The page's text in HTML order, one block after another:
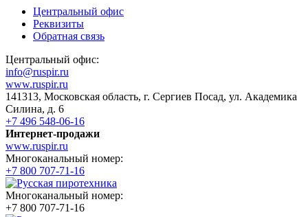
Центральный офис
Реквизиты
Обратная связь
Центральный офис:
info@ruspir.ru
www.ruspir.ru
141313, Московская область, г. Сергиев Посад, ул. Академика
Силина, д. 6
+7 496 548-06-16
Интернет-продажи
www.ruspir.ru
Многоканальный номер:
+7 800 707-71-16
Многоканальный номер:
+7 800 707-71-16